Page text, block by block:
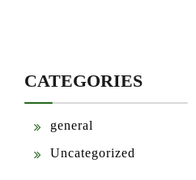
CATEGORIES
general
Uncategorized